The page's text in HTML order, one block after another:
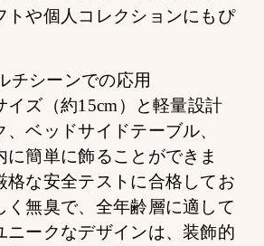
トや個人コレクションにもぴ
チシーンでの応用
イズ（約15cm）と軽量設計
ベッドサイドテーブル、
に簡単に飾ることができま
格な安全テストに合格してお
く無臭で、全年齢層に適して
ニークなデザインは、装飾的